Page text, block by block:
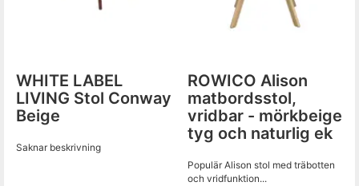
WHITE LABEL
LIVING Stol Conway
Beige
Saknar beskrivning
ROWICO Alison
matbordsstol,
vridbar - mörkbeige
tyg och naturlig ek
Populär Alison stol med träbotten
och vridfunktion...